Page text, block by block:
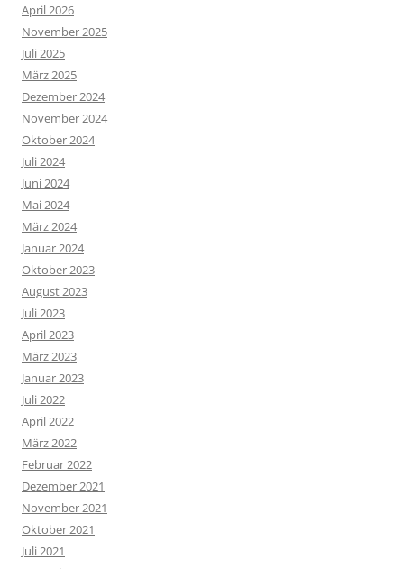
April 2026
November 2025
Juli 2025
März 2025
Dezember 2024
November 2024
Oktober 2024
Juli 2024
Juni 2024
Mai 2024
März 2024
Januar 2024
Oktober 2023
August 2023
Juli 2023
April 2023
März 2023
Januar 2023
Juli 2022
April 2022
März 2022
Februar 2022
Dezember 2021
November 2021
Oktober 2021
Juli 2021